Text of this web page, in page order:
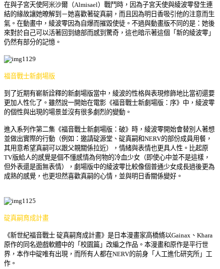
在與子宮天使阿米沙爾（Almisael）戰鬥時，因為子宮天使與綾波零發生連
結的緣故讓她暸解到－她喜歡著碇真嗣，而且因為明日香吸引他的注意而生
氣。在動畫中，綾波零因為自爆而摧毀使徒。不過與動畫版不同的是：她後
來對於自己可以活著回到總部而感到驚奇，這也暗示著這個「新的綾波零」
仍然有部分的記憶。
福音戰士新劇場版
到了近期有嶄新詮釋的新劇場版當中，綾波的性格與表現修飾地比當初還要
更加人性化了。雖然說一開始在電影《福音戰士新劇場版：序》中，綾波零
的個性與出現的場景並沒有很多劇烈的變動。
進入系列作第二集《福音戰士新劇場版：破》時，綾波零開始會替別人著想
並做出實際的行動（例如：邀請碇源堂、碇真嗣和NERV的部份成員用餐，
其用意希望真嗣可以跟父親關係拉近），情緒與表情也更具人性。比起原
TV版給人的感覺是個不懂感情為何物的冷血少女（即使心中並不是這樣，
但外表還是面無表情），劇場版中的綾波零比較像個普通少女成長過後更為
成熟的感覺，也更坦然喜歡真嗣的心情，並與明日香關係變好。
碇真嗣育成計畫
《新世紀福音戰士 碇真嗣育成計畫》是日本漫畫家高橋脩以Gainax、Khara
原作的同名遊戲軟體中的「校園篇」改編之作品。 本漫畫和原作是平行世
界，本作中碇唯有出現，而所有人都在NERV的前身「人工進化研究所」工
作。